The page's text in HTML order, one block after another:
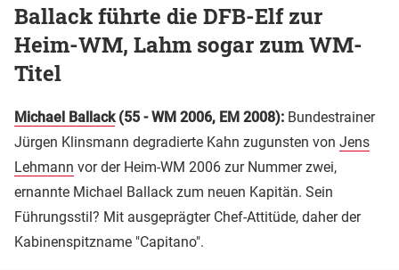
Ballack führte die DFB-Elf zur
Heim-WM, Lahm sogar zum WM-
Titel
Michael Ballack(55 - WM 2006, EM 2008): Bundestrainer
Jürgen Klinsmann degradierte Kahn zugunsten von Jens
Lehmann vor der Heim-WM 2006 zur Nummer zwei,
ernannte Michael Ballack zum neuen Kapitän. Sein
Führungsstil? Mit ausgeprägter Chef-Attitüde, daher der
Kabinenspitzname "Capitano".